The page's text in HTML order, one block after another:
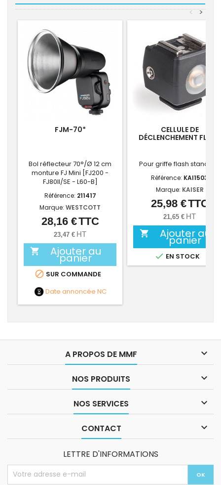
>
<
FJM-70*
Bol réflecteur 70°/Ø 12 cm
monture FJ Mini [FJ200 -
FJ80II/SE - L60-B]
Référence: 211417
Marque: WESTCOTT
Prix
28,16 €TTC
23,47 € HT
 Ajouter au
panier
 SUR COMMANDE
Date annoncée NC
CELLULE DE
DÉCLENCHEMENT FLASH
Pour griffe flash standard
Référence: KAI1503
Marque: KAISER
Prix
25,98 €TTC
21,65 € HT
 Ajouter au
panier
 EN STOCK
A PROPOS DE MMF 
NOS PRODUITS 
NOS SERVICES 
CONTACT 
LETTRE D'INFORMATIONS